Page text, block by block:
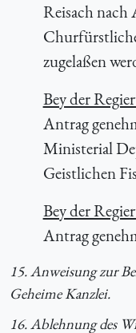
Reisach nach
zugelaßen
Bey der
Antrag
Ministerial
Geistlichen
Bey der
Antrag
15. Anweisung zur
Geheime Kanzlei.
16. Ablehnung des